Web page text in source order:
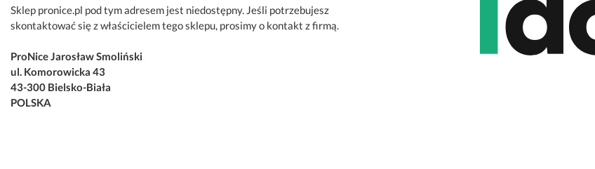
Sklep pronice.pl pod tym adresem jest niedostępny. Jeśli potrzebujesz
skontaktować się z właścicielem tego sklepu, prosimy o kontakt z firmą.
ProNice Jarosław Smoliński
ul. Komorowicka 43
43-300 Bielsko-Biała
POLSKA